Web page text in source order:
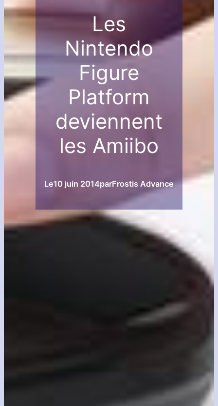
Les
Nintendo
Figure
Platform
deviennent
les Amiibo
Le10 juin 2014parFrostis Advance